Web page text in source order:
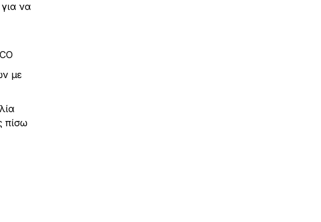
να
με
πίσω